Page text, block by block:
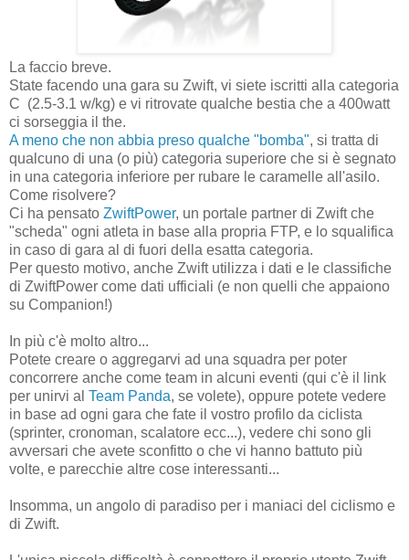
La faccio breve.
State facendo una gara su Zwift, vi siete iscritti alla categoria
C (2.5-3.1 w/kg) e vi ritrovate qualche bestia che a 400watt
ci sorseggia il the.
A meno che non abbia preso qualche "bomba", si tratta di
qualcuno di una (o più) categoria superiore che si è segnato
in una categoria inferiore per rubare le caramelle all'asilo.
Come risolvere?
Ci ha pensato ZwiftPower, un portale partner di Zwift che
"scheda" ogni atleta in base alla propria FTP, e lo squalifica
in caso di gara al di fuori della esatta categoria.
Per questo motivo, anche Zwift utilizza i dati e le classifiche
di ZwiftPower come dati ufficiali (e non quelli che appaiono
su Companion!)
In più c'è molto altro...
Potete creare o aggregarvi ad una squadra per poter
concorrere anche come team in alcuni eventi (qui c'è il link
per unirvi al Team Panda, se volete), oppure potete vedere
in base ad ogni gara che fate il vostro profilo da ciclista
(sprinter, cronoman, scalatore ecc...), vedere chi sono gli
avversari che avete sconfitto o che vi hanno battuto più
volte, e parecchie altre cose interessanti...
Insomma, un angolo di paradiso per i maniaci del ciclismo e
di Zwift.